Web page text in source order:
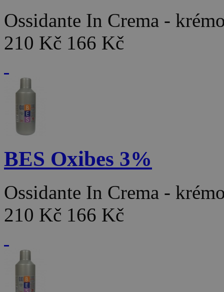
Ossidante In Crema -
210 Kč 166 Kč
BES Oxibes 3%
Ossidante In Crema -
210 Kč 166 Kč